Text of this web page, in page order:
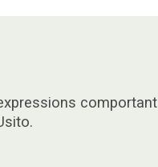
comportant